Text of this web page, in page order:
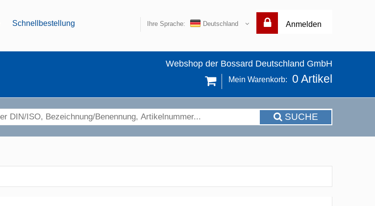
Schnellbestellung Anmelden
Ihre Sprache: Deutschland
Webshop der Bossard Deutschland GmbH
Mein Warenkorb: 0 Artikel
SUCHE